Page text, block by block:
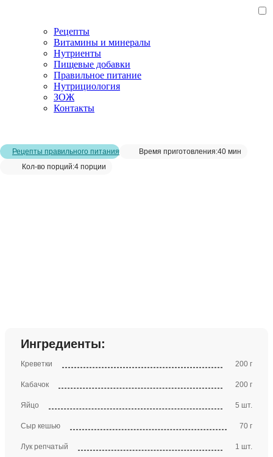
Рецепты
Витамины и минералы
Нутриенты
Пищевые добавки
Правильное питание
Нутрициология
ЗОЖ
Контакты
Рецепты правильного питания Время приготовления:40 мин
Кол-во порций:4 порции
Ингредиенты:
Креветки 200 г
Кабачок 200 г
Яйцо 5 шт.
Сыр кешью 70 г
Лук репчатый 1 шт.